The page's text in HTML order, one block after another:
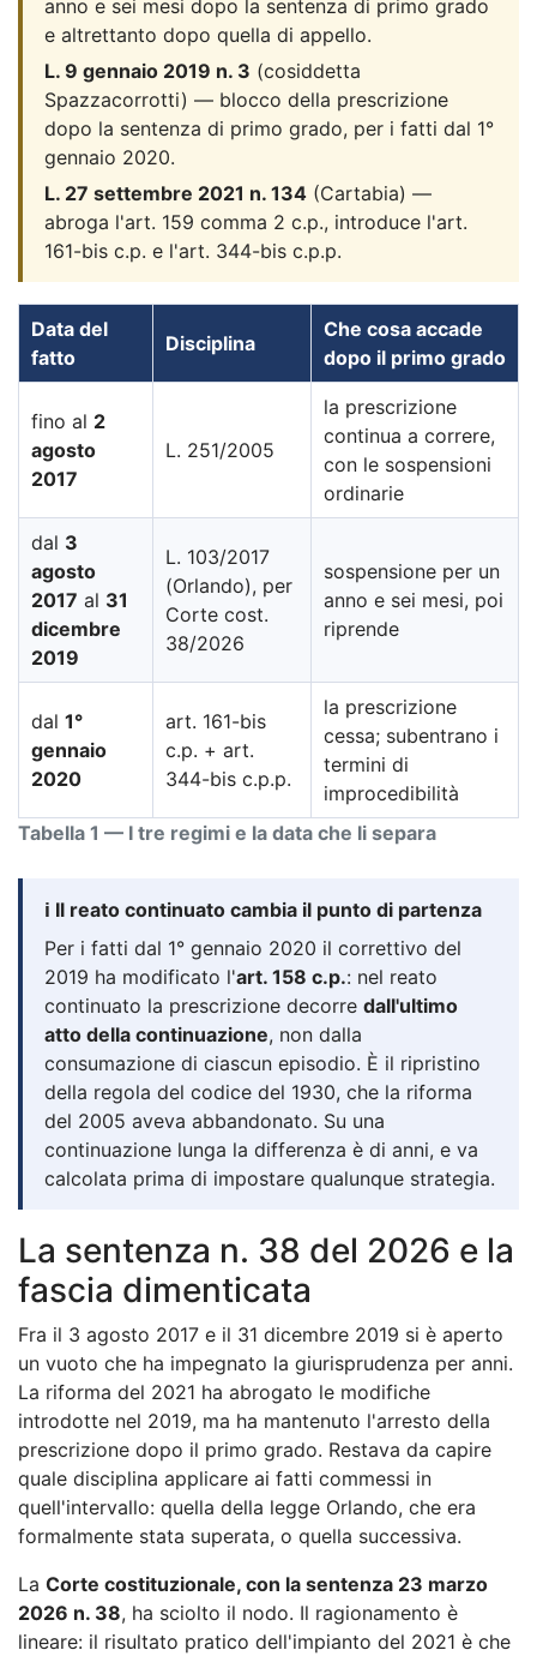
anno e sei mesi dopo la sentenza di primo grado
e altrettanto dopo quella di appello.
L. 9 gennaio 2019 n. 3 (cosiddetta
Spazzacorrotti) — blocco della prescrizione
dopo la sentenza di primo grado, per i fatti dal 1°
gennaio 2020.
L. 27 settembre 2021 n. 134 (Cartabia) —
abroga l'art. 159 comma 2 c.p., introduce l'art.
161-bis c.p. e l'art. 344-bis c.p.p.
Tabella 1 — I tre regimi e la data che li separa
Data del
fatto
Disciplina
Che cosa accade
dopo il primo grado
fino al 2
agosto
2017
L. 251/2005
la prescrizione
continua a correre,
con le sospensioni
ordinarie
dal 3
agosto
2017 al 31
dicembre
2019
L. 103/2017
(Orlando), per
Corte cost.
38/2026
sospensione per un
anno e sei mesi, poi
riprende
dal 1°
gennaio
2020
art. 161-bis
c.p. + art.
344-bis c.p.p.
la prescrizione
cessa; subentrano i
termini di
improcedibilità
ℹ️ Il reato continuato cambia il punto di partenza
Per i fatti dal 1° gennaio 2020 il correttivo del
2019 ha modificato l'art. 158 c.p.: nel reato
continuato la prescrizione decorre dall'ultimo
atto della continuazione, non dalla
consumazione di ciascun episodio. È il ripristino
della regola del codice del 1930, che la riforma
del 2005 aveva abbandonato. Su una
continuazione lunga la differenza è di anni, e va
calcolata prima di impostare qualunque strategia.
La sentenza n. 38 del 2026 e la
fascia dimenticata
Fra il 3 agosto 2017 e il 31 dicembre 2019 si è aperto
un vuoto che ha impegnato la giurisprudenza per anni.
La riforma del 2021 ha abrogato le modifiche
introdotte nel 2019, ma ha mantenuto l'arresto della
prescrizione dopo il primo grado. Restava da capire
quale disciplina applicare ai fatti commessi in
quell'intervallo: quella della legge Orlando, che era
formalmente stata superata, o quella successiva.
La Corte costituzionale, con la sentenza 23 marzo
2026 n. 38, ha sciolto il nodo. Il ragionamento è
lineare: il risultato pratico dell'impianto del 2021 è che